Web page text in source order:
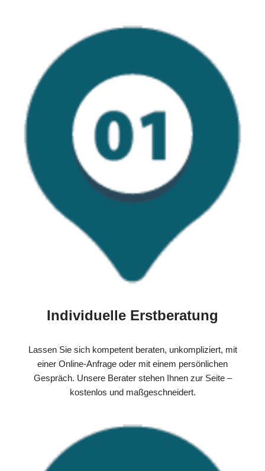
Individuelle Erstberatung
Lassen Sie sich kompetent beraten, unkompliziert, mit
einer Online-Anfrage oder mit einem persönlichen
Gespräch. Unsere Berater stehen Ihnen zur Seite –
kostenlos und maßgeschneidert.